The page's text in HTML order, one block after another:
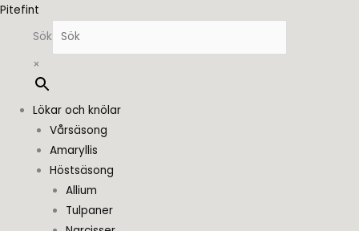
Pitefint
Sök
×
Lökar och knölar
Vårsäsong
Amaryllis
Höstsäsong
Allium
Tulpaner